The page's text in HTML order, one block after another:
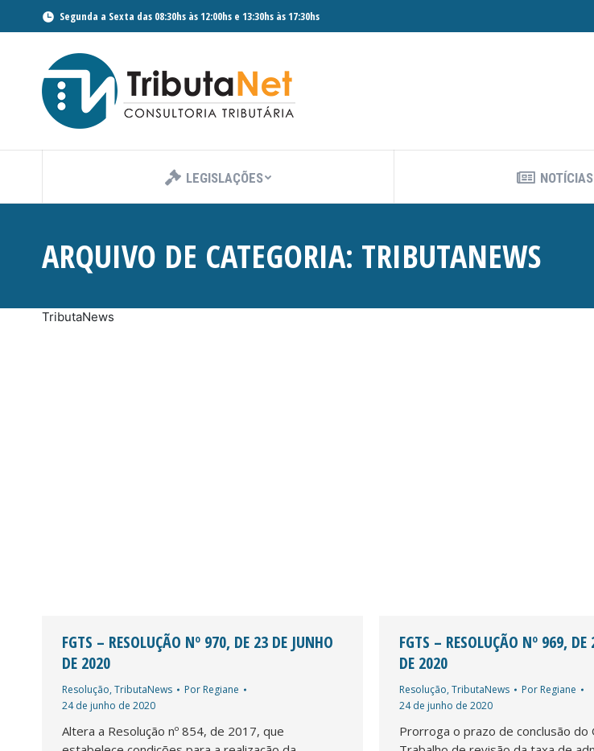
Segunda a Sexta das 08:30hs às 12:00hs e 13:30hs às 17:30hs
LEGISLAÇÕES NOTÍCIAS
ARQUIVO DE CATEGORIA: TRIBUTANEWS
TributaNews
FGTS – RESOLUÇÃO Nº 970, DE 23 DE JUNHO
DE 2020
Resolução,TributaNews Por Regiane
24 de junho de 2020
Altera a Resolução nº 854, de 2017, que
FGTS – RESOLUÇÃO Nº 969, DE
DE 2020
Resolução,TributaNews Por Regiane
24 de junho de 2020
Prorroga o prazo de conclusão do